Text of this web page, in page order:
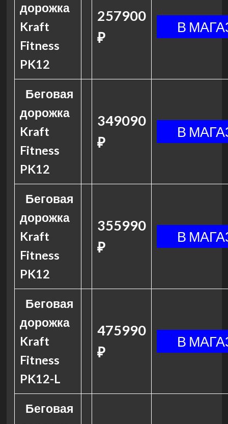
дорожка
Kraft
Fitness
PK12
257900
₽
Беговая
дорожка
Kraft
Fitness
PK12
349090
₽
Беговая
дорожка
Kraft
Fitness
PK12
355990
₽
Беговая
дорожка
Kraft
Fitness
PK12-L
475990
₽
Беговая